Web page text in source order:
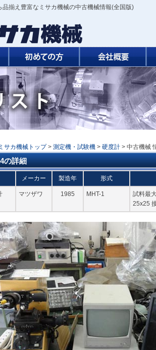
品揃え豊富なミサカ機械の中古機械情報(全国版)
サカ機械トップ > 測定機・試験機 > 硬度計 > 中古機械
の詳細
メーカー 製造年 形式
マツザワ 1985 MHT-1
試料最
25x25